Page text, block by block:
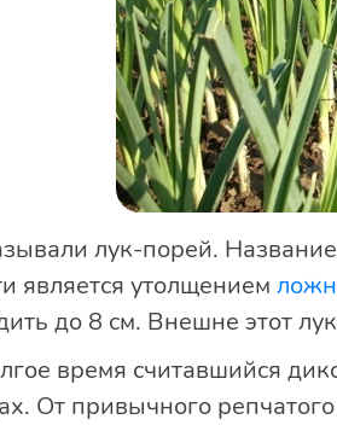
лук-порей.
является утолщением
до 8 см. Внешне этот
время считавшийся
От привычного